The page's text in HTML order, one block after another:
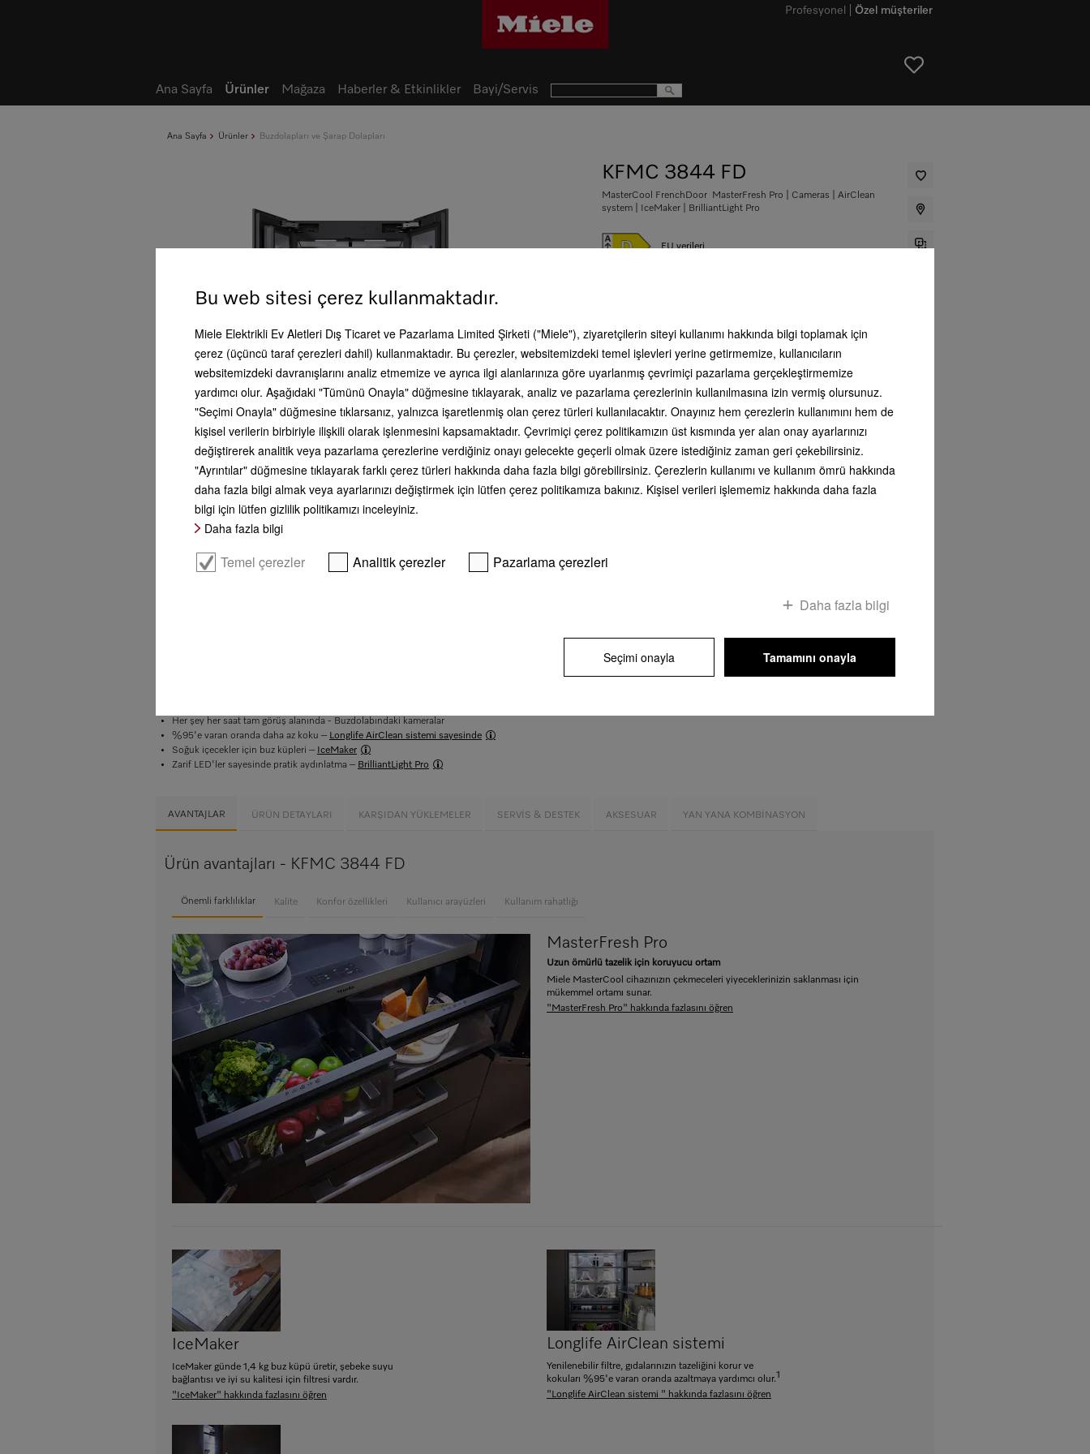
Ana Sayfa Ürünler Buzdolapları ve Şarap Dolapları
KFMC 3844 FD
MasterCool FrenchDoor MasterFresh Pro | Cameras | AirClean
system | IceMaker | BrilliantLight Pro
EU verileri
SEPETE EKLE
** KDV dahil tüm fiyatlar, gönderim giderleri hariç
Her şey her saat tam görüş alanında - Buzdolabındaki kameralar
%95'e varan oranda daha az koku – Longlife AirClean sistemi sayesinde
Soğuk içecekler için buz küpleri – IceMaker
Zarif LED'ler sayesinde pratik aydınlatma – BrilliantLight Pro
AVANTAJLAR ÜRÜN DETAYLARI KARŞIDAN YÜKLEMELER SERVIS & DESTEK AKSESUAR YAN YANA KOMBINASYON
Ürün avantajları - KFMC 3844 FD
Önemli farklılıklar Kalite Konfor özellikleri Kullanıcı arayüzleri Kullanım rahatlığı
MasterFresh Pro
Uzun ömürlü tazelik için koruyucu ortam
Miele MasterCool cihazınızın çekmeceleri yiyeceklerinizin saklanması için
mükemmel ortamı sunar.
"MasterFresh Pro" hakkında fazlasını öğren
IceMaker
IceMaker günde 1,4 kg buz küpü üretir, şebeke suyu
bağlantısı ve iyi su kalitesi için filtresi vardır.
"IceMaker" hakkında fazlasını öğren
Longlife AirClean sistemi
Yenilenebilir filtre, gıdalarınızın tazeliğini korur ve
kokuları %95'e varan oranda azaltmaya yardımcı olur.1
"Longlife AirClean sistemi " hakkında fazlasını öğren
Özel müşteriler
Profesyonel
Ana Sayfa Ürünler Mağaza Haberler & Etkinlikler Bayi/Servis
Bu web sitesi çerez kullanmaktadır.
Miele Elektrikli Ev Aletleri Dış Ticaret ve Pazarlama Limited Şirketi ("Miele"), ziyaretçilerin siteyi kullanımı hakkında bilgi toplamak için
çerez (üçüncü taraf çerezleri dahil) kullanmaktadır. Bu çerezler, websitemizdeki temel işlevleri yerine getirmemize, kullanıcıların
websitemizdeki davranışlarını analiz etmemize ve ayrıca ilgi alanlarınıza göre uyarlanmış çevrimiçi pazarlama gerçekleştirmemize
yardımcı olur. Aşağıdaki "Tümünü Onayla" düğmesine tıklayarak, analiz ve pazarlama çerezlerinin kullanılmasına izin vermiş olursunuz.
"Seçimi Onayla" düğmesine tıklarsanız, yalnızca işaretlenmiş olan çerez türleri kullanılacaktır. Onayınız hem çerezlerin kullanımını hem de
kişisel verilerin birbiriyle ilişkili olarak işlenmesini kapsamaktadır. Çevrimiçi çerez politikamızın üst kısmında yer alan onay ayarlarınızı
değiştirerek analitik veya pazarlama çerezlerine verdiğiniz onayı gelecekte geçerli olmak üzere istediğiniz zaman geri çekebilirsiniz.
"Ayrıntılar" düğmesine tıklayarak farklı çerez türleri hakkında daha fazla bilgi görebilirsiniz. Çerezlerin kullanımı ve kullanım ömrü hakkında
daha fazla bilgi almak veya ayarlarınızı değiştirmek için lütfen çerez politikamıza bakınız. Kişisel verileri işlememiz hakkında daha fazla
bilgi için lütfen gizlilik politikamızı inceleyiniz.
Daha fazla bilgi
Temel çerezler Analitik çerezler Pazarlama çerezleri
Daha fazla bilgi
Seçimi onayla Tamamını onayla